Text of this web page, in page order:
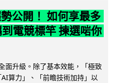
公開！ 如何享最多
電競標竿 揀選啱你
面升級。除了基本效能，「極致
算力」、「前瞻技術加持」以